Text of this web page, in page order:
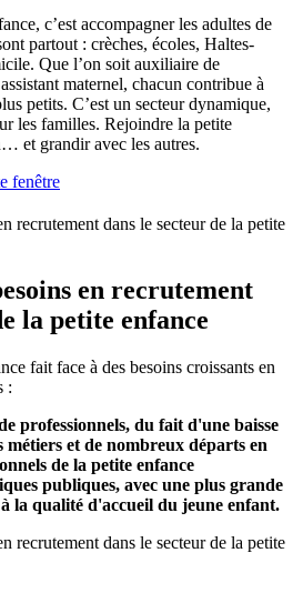
c’est accompagner les adultes de
partout : crèches, écoles, Haltes-
Que l’on soit auxiliaire de
maternel, chacun contribue à
petits. C’est un secteur dynamique,
les familles. Rejoindre la petite
et grandir avec les autres.
fenêtre
en recrutement
la petite enfance
fait face à des besoins croissants en
:
professionnels, du fait d'une baisse
métiers et de nombreux départs en
de la petite enfance
publiques, avec une plus grande
la qualité d'accueil du jeune enfant.